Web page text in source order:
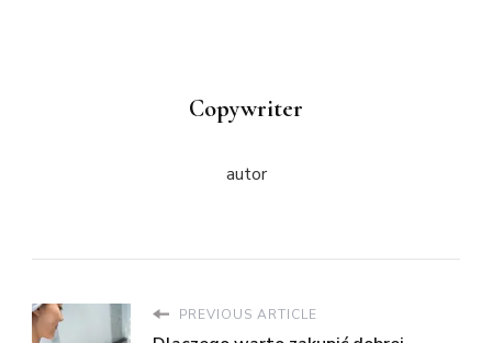
Copywriter
autor
PREVIOUS ARTICLE